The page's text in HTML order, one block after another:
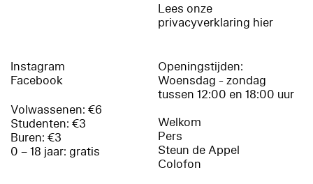
Lees onze
privacyverklaring hier
Instagram
Facebook
Volwassenen: €6
Studenten: €3
Buren: €3
0 – 18 jaar: gratis
Openingstijden:
Woensdag - zondag
tussen 12:00 en 18:00 uur
Welkom
Pers
Steun de Appel
Colofon